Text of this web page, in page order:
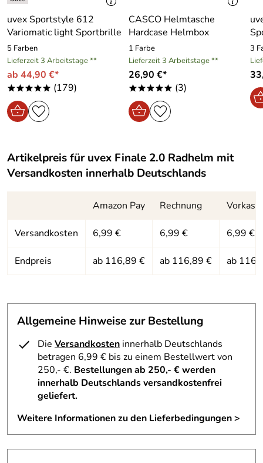
Hersteller: UVEX SPORTS GmbH, Würzburgerstraße 154,
90766 Fürth, sports@uvex.de
uvex Sportstyle 612
Variomatic light Sportbrille
5 Farben
Lieferzeit 3 Arbeitstage **
ab 44,90 €*
***** (179)
CASCO Helmtasche
Hardcase Helmbox
1 Farbe
Lieferzeit 3 Arbeitstage **
26,90 €*
***** (3)
3
Artikelpreis füruvex Finale 2.0 Radhelm mit
Versandkosten innerhalb Deutschlands
Amazon Pay Rechnung
Versandkosten 6,99 € 6,99 € 6,99 €
Endpreis ab 116,89 € ab 116,89 € ab
Allgemeine Hinweise zur Bestellung
Die Versandkosten innerhalb Deutschlands
betragen 6,99 € bis zu einem Bestellwert von
250,- €. Bestellungen ab 250,- € werden
innerhalb Deutschlands versandkostenfrei
geliefert.
Weitere Informationen zu den Lieferbedingungen >